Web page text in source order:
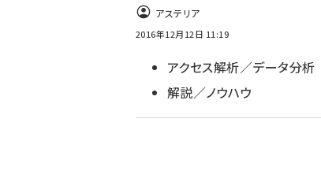
アステリア
2016年12月12日 11:19
アクセス解析／データ分析
解説／ノウハウ